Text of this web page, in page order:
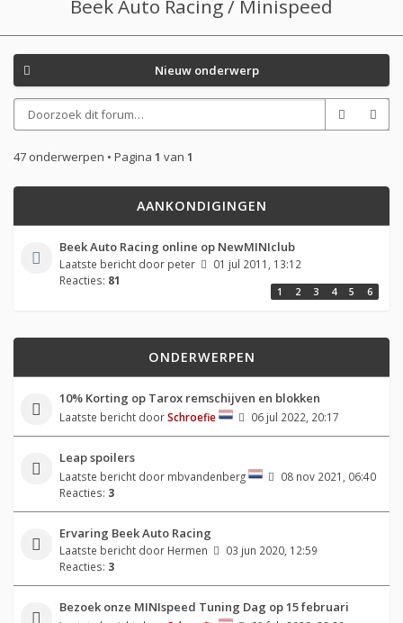
Beek Auto Racing / Minispeed
Nieuw onderwerp
47 onderwerpen • Pagina 1 van 1
AANKONDIGINGEN
Beek Auto Racing online op NewMINIclub
Laatste bericht door peter
01 jul 2011, 13:12
Reacties: 81
1 2 3 4 5 6
ONDERWERPEN
10% Korting op Tarox remschijven en blokken
Laatste bericht doorSchroefie 06 jul 2022, 20:17
Leap spoilers
Laatste bericht door mbvandenberg
08 nov 2021, 06:40
Reacties: 3
Ervaring Beek Auto Racing
Laatste bericht door Hermen
03 jun 2020, 12:59
Reacties: 3
Bezoek onze MINIspeed Tuning Dag op 15 februari